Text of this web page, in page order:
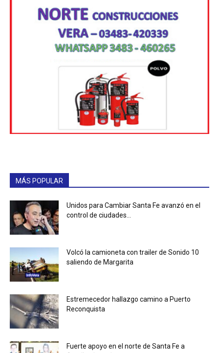
MÁS POPULAR
Unidos para Cambiar Santa Fe avanzó en el
control de ciudades...
Volcó la camioneta con trailer de Sonido 10
saliendo de Margarita
Estremecedor hallazgo camino a Puerto
Reconquista
Fuerte apoyo en el norte de Santa Fe a